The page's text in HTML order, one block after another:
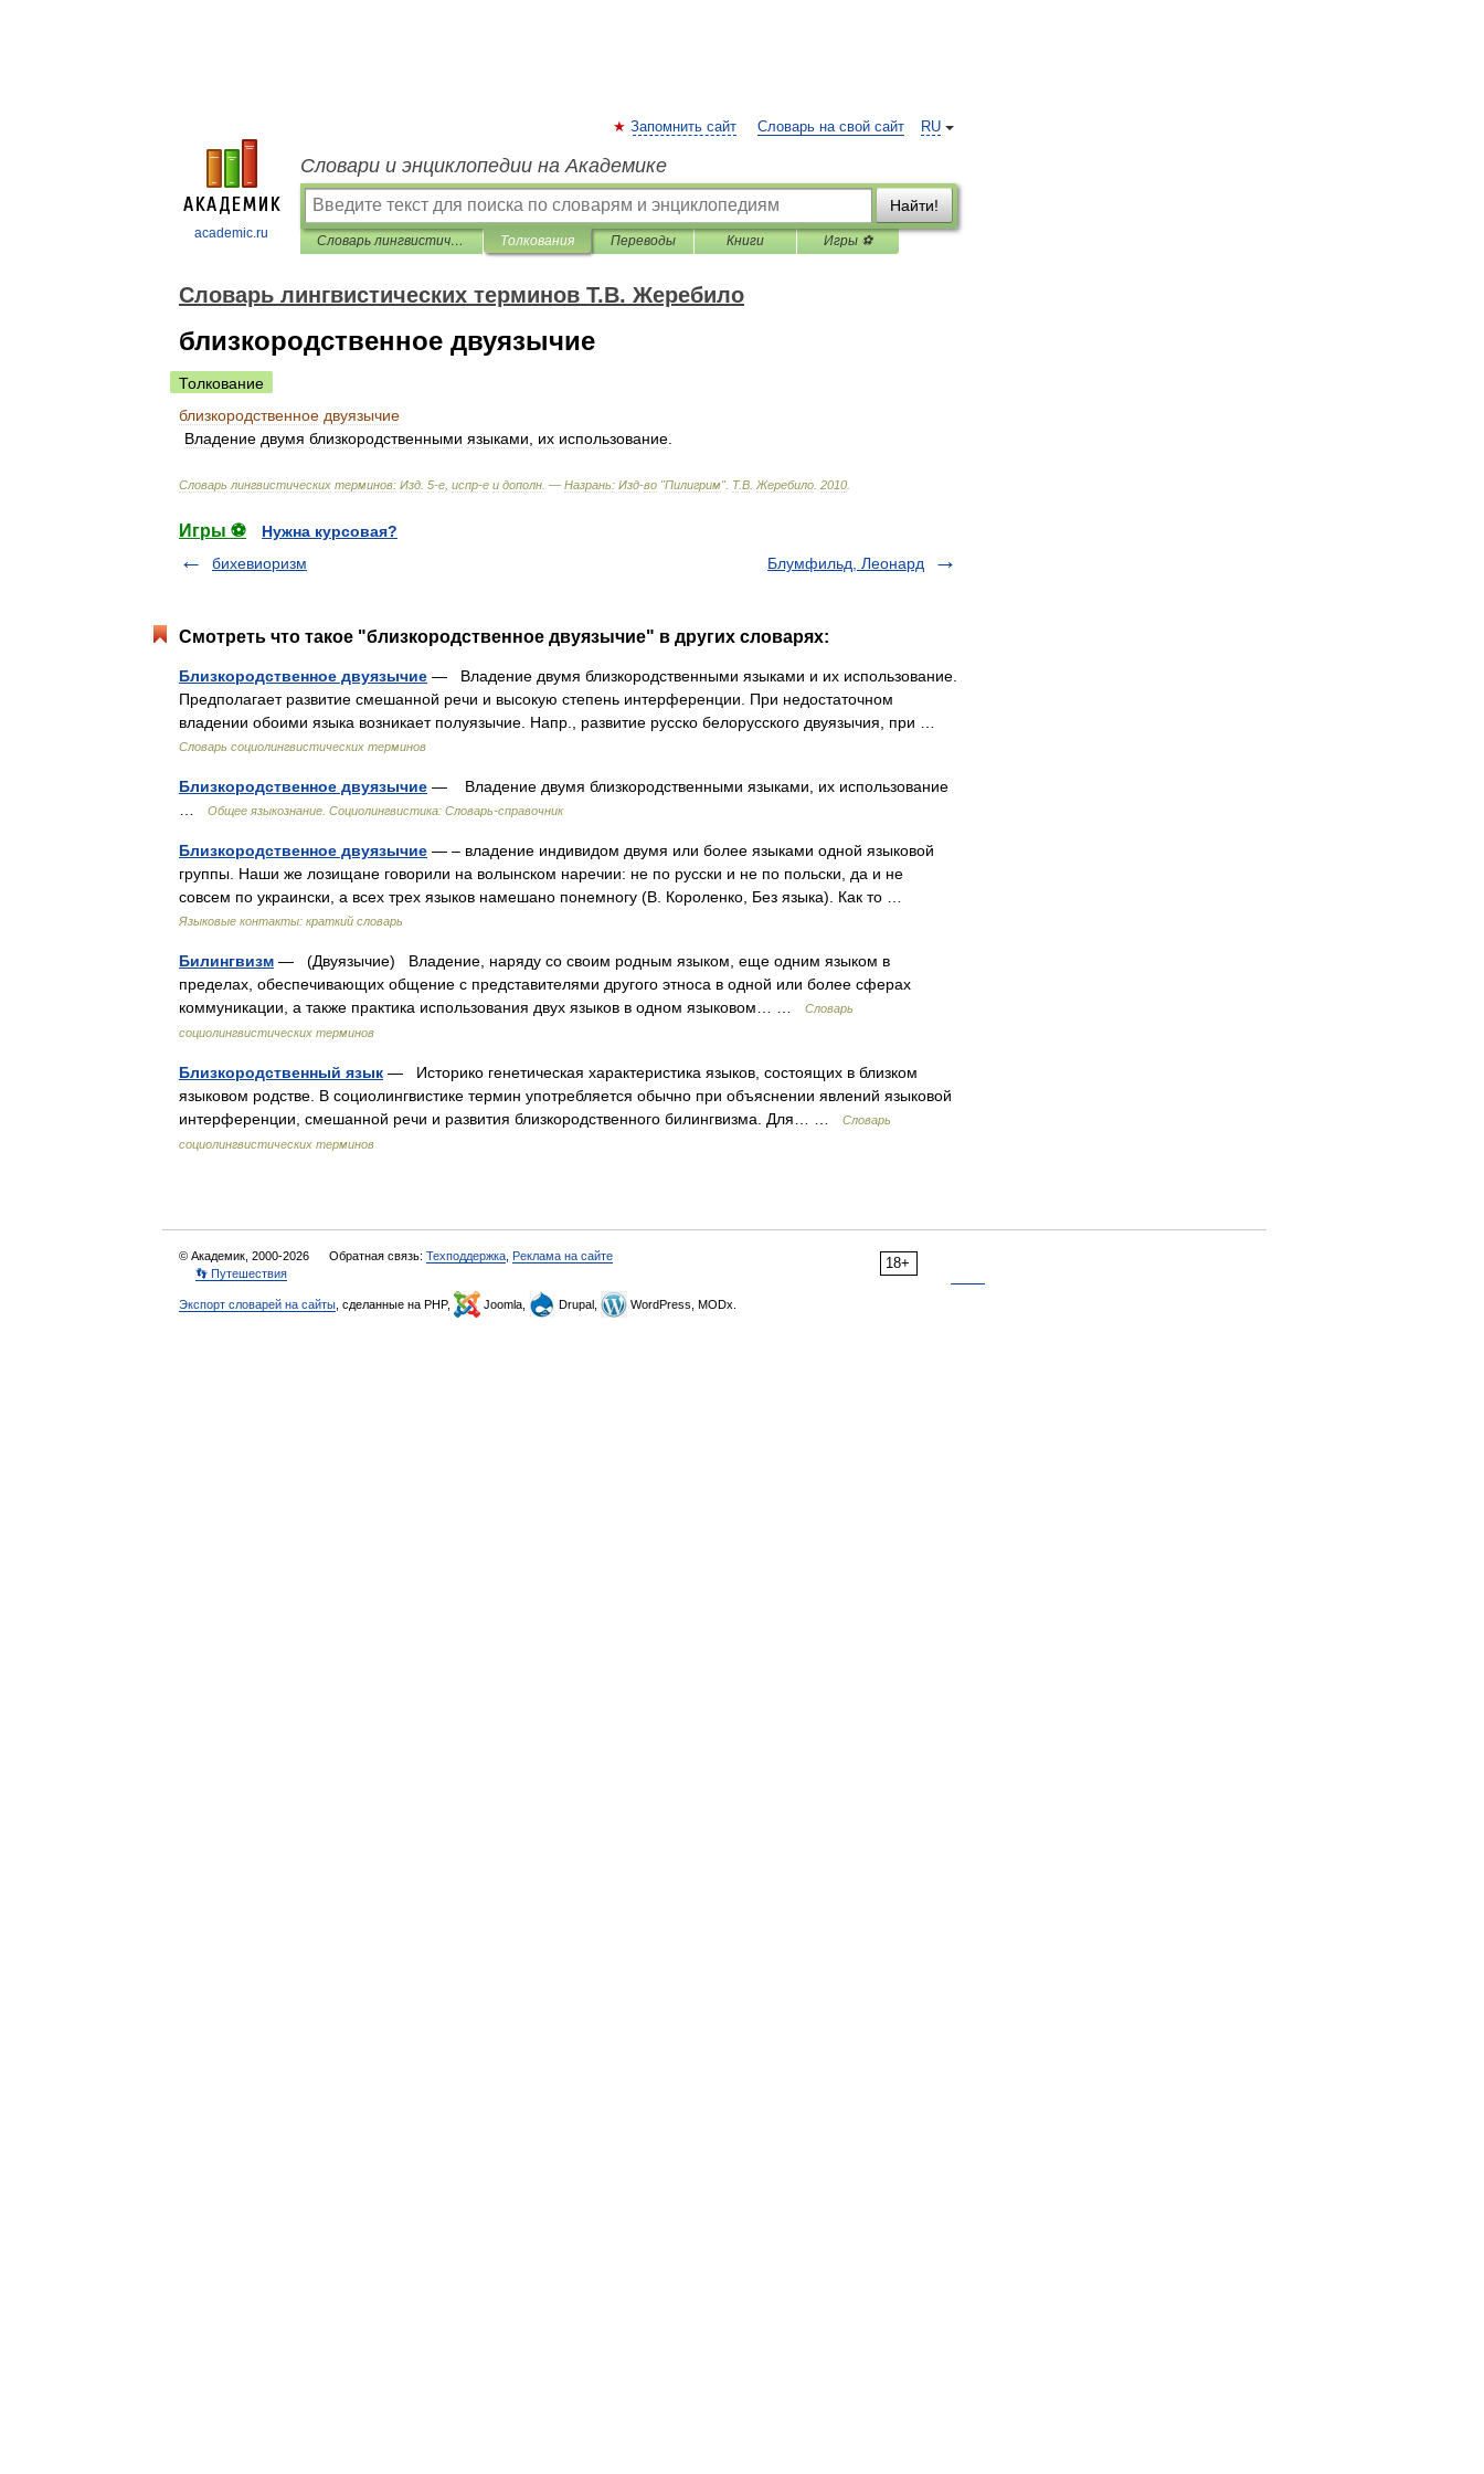
academic.ru
RU
Запомнить сайт Словарь на свой сайт
Словари и энциклопедии на Академике
Найти!
Словарь лингвистических терминов Т.В. Жеребило Толкования Переводы Книги Игры ⚽
Словарь лингвистических терминов Т.В. Жеребило
близкородственное двуязычие
Толкование
близкородственное двуязычие
Владение двумя близкородственными языками их использование
Словарь лингвистических терминов: Изд 5-е испр-е и дополн . — Назрань: Изд-во "Пилигрим". Т.В Жеребило 2010
Игры ⚽
Нужна курсовая?
бихевиоризм
Блумфильд, Леонард
Смотреть что такое "близкородственное двуязычие" в других словарях:
Близкородственное двуязычие — Владение двумя близкородственными языками и их использование.
Предполагает развитие смешанной речи и высокую степень интерференции. При недостаточном
владении обоими языка возникает полуязычие. Напр., развитие русско белорусского двуязычия, при …
Словарь социолингвистических терминов
Близкородственное двуязычие — Владение двумя близкородственными языками, их использование
Общее языкознание. Социолингвистика: Словарь-справочник
Близкородственное двуязычие — – владение индивидом двумя или более языками одной языковой
группы. Наши же лозищане говорили на волынском наречии: не по русски и не по польски, да и не
совсем по украински, а всех трех языков намешано понемногу (В. Короленко, Без языка). Как то …
Языковые контакты: краткий словарь
Билингвизм — (Двуязычие) Владение, наряду со своим родным языком, еще одним языком в
пределах, обеспечивающих общение с представителями другого этноса в одной или более сферах
коммуникации, а также практика использования двух языков в одном языковом… …
Словарь
социолингвистических терминов
Близкородственный язык — Историко генетическая характеристика языков, состоящих в близком
языковом родстве. В социолингвистике термин употребляется обычно при объяснении явлений языковой
интерференции, смешанной речи и развития близкородственного билингвизма. Для… …
Словарь
социолингвистических терминов
18+
© Академик, 2000-2026 Обратная связь: Техподдержка Реклама на сайте
👣 Путешествия
Экспорт словарей на сайты , сделанные на PHP, Joomla, Drupal, WordPress, MODx.